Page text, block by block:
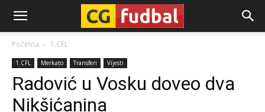
CG-
Fudbal
Početna 1.CFL
1.CFL Merkato Transferi Vijesti
Radović u Vosku doveo dva
Nikšićanina